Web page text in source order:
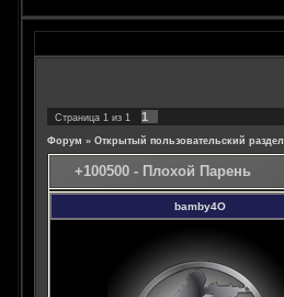
Страница 1 из 1 1
Форум » Открытый пользовательский раздел
+100500 - Плохой Парень
bamby4O